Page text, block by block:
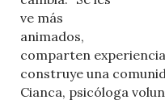
ve más
animados,
comparten
construye una
Cianca, psicóloga